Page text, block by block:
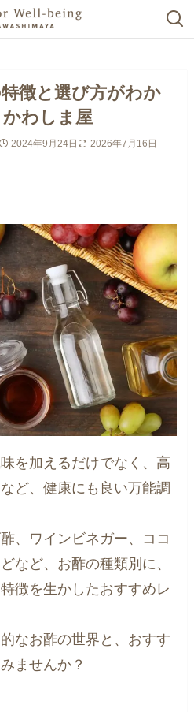
徴と選び方がわか
わしま屋
2024年9月24日
2026年7月16日
を加えるだけでなく、高
ど、健康にも良い万能調
、ワインビネガー、ココ
など、お酢の種類別に、
徴を生かしたおすすめレ
なお酢の世界と、おすす
ませんか？